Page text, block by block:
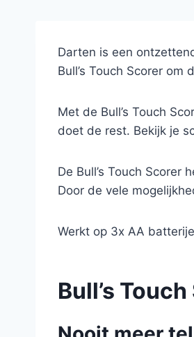
Darten is een
Bull’s Touch Scorer om
Met de Bull’s Touch
doet de rest. Bekijk je
De Bull’s Touch
Door de vele
Werkt op 3x AA
Bull’s